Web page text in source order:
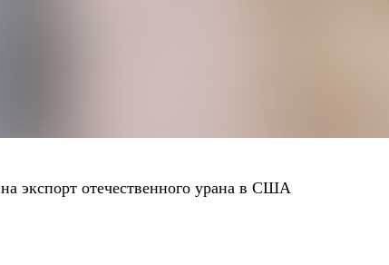
на экспорт отечественного урана в США